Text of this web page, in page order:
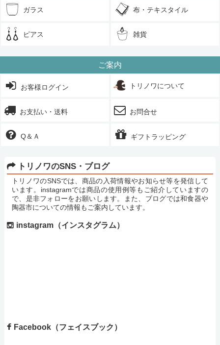
ガラス 布・テキスタイル
ピアス 雑貨
ご案内
お客様ログイン トリノワについて
お支払い・送料 お問合せ
Q＆Ａ ギフトラッピング
トリノワのSNS・ブログ
トリノワのSNSでは、商品の入荷情報やお知らせ等を発信して
います。instagramでは商品の使用例等もご紹介していますの
で、是非フォローをお願いします。また、ブログでは和食器や
陶器市についての情報もご案内しています。
instagram（インスタグラム）
Facebook（フェイスブック）